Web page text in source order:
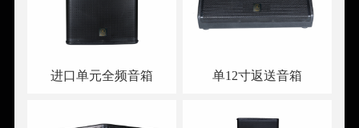
进口单元全频音箱 单12寸返送音箱